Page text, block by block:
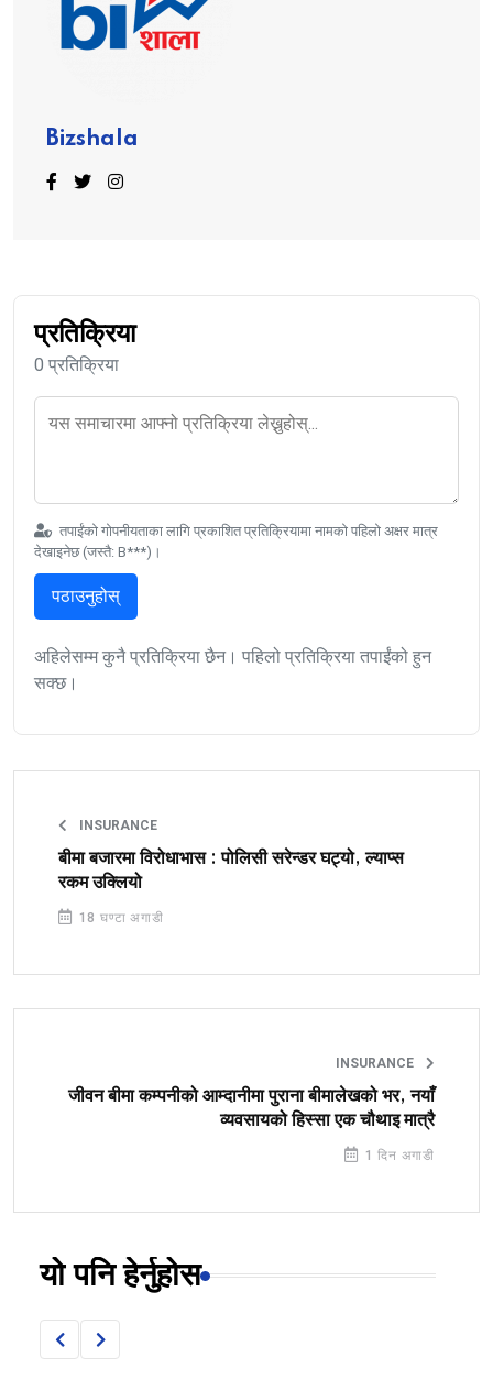
Bizshala
प्रतिक्रिया
0 प्रतिक्रिया
तपाईंको गोपनीयताका लागि प्रकाशित प्रतिक्रियामा नामको पहिलो अक्षर मात्र
देखाइनेछ (जस्तै: B***)।
पठाउनुहोस्
अहिलेसम्म कुनै प्रतिक्रिया छैन। पहिलो प्रतिक्रिया तपाईंको हुन
सक्छ।
INSURANCE
बीमा बजारमा विरोधाभास : पोलिसी सरेन्डर घट्यो, ल्याप्स
रकम उक्लियो
18 घण्टा अगाडी
INSURANCE
जीवन बीमा कम्पनीको आम्दानीमा पुराना बीमालेखको भर, नयाँ
व्यवसायको हिस्सा एक चौथाइ मात्रै
1 दिन अगाडी
यो पनि हेर्नुहोस